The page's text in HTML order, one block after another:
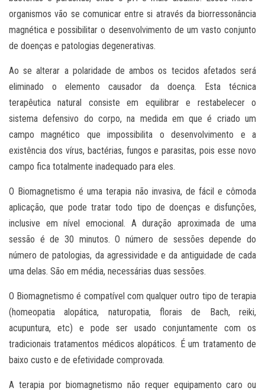
organismos vão se comunicar entre si através da biorressonância
magnética e possibilitar o desenvolvimento de um vasto conjunto
de doenças e patologias degenerativas.
Ao se alterar a polaridade de ambos os tecidos afetados será
eliminado o elemento causador da doença. Esta técnica
terapêutica natural consiste em equilibrar e restabelecer o
sistema defensivo do corpo, na medida em que é criado um
campo magnético que impossibilita o desenvolvimento e a
existência dos vírus, bactérias, fungos e parasitas, pois esse novo
campo fica totalmente inadequado para eles.
O Biomagnetismo é uma terapia não invasiva, de fácil e cômoda
aplicação, que pode tratar todo tipo de doenças e disfunções,
inclusive em nível emocional. A duração aproximada de uma
sessão é de 30 minutos. O número de sessões depende do
número de patologias, da agressividade e da antiguidade de cada
uma delas. São em média, necessárias duas sessões.
O Biomagnetismo é compatível com qualquer outro tipo de terapia
(homeopatia alopática, naturopatia, florais de Bach, reiki,
acupuntura, etc) e pode ser usado conjuntamente com os
tradicionais tratamentos médicos alopáticos. É um tratamento de
baixo custo e de efetividade comprovada.
A terapia por biomagnetismo não requer equipamento caro ou